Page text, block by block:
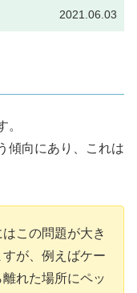
2021.06.03
。
傾向にあり、これは
この問題が大き
が、例えばケー
れた場所にペッ